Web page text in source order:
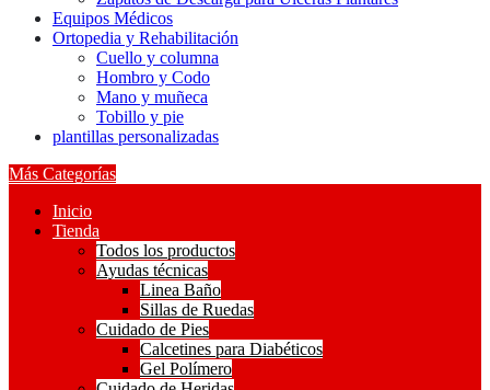
Equipos Médicos
Ortopedia y Rehabilitación
Cuello y columna
Hombro y Codo
Mano y muñeca
Tobillo y pie
plantillas personalizadas
Más Categorías
Inicio
Tienda
Todos los productos
Ayudas técnicas
Linea Baño
Sillas de Ruedas
Cuidado de Pies
Calcetines para Diabéticos
Gel Polímero